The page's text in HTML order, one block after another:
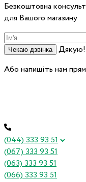
Безкоштовна
для Вашого магазину
Чекаю дзвінка
Дякую!
Або напишіть нам
(044) 333 93 51
(067) 333 93 51
(063) 333 93 51
(066) 333 93 51